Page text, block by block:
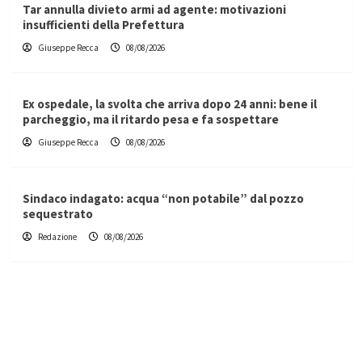
Tar annulla divieto armi ad agente: motivazioni
insufficienti della Prefettura
Giuseppe Recca 08/08/2026
Ex ospedale, la svolta che arriva dopo 24 anni: bene il
parcheggio, ma il ritardo pesa e fa sospettare
Giuseppe Recca 08/08/2026
Sindaco indagato: acqua “non potabile” dal pozzo
sequestrato
Redazione 08/08/2026